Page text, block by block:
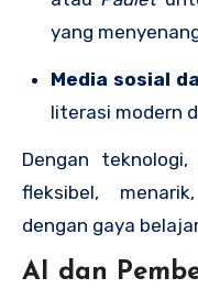
yang
Media sosial
literasi modern
Dengan
fleksibel,
dengan gaya
AI dan